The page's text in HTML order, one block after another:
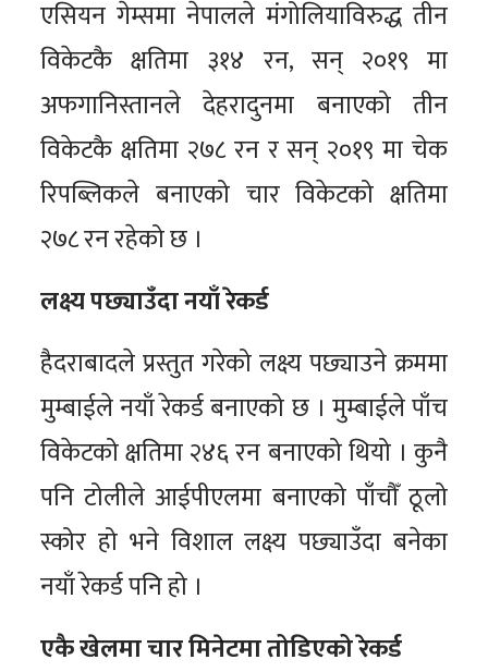
एसियन गेम्समा नेपालले मंगोलियाविरुद्ध तीन
विकेटकै क्षतिमा ३१४ रन, सन् २०१९ मा
अफगानिस्तानले देहरादुनमा बनाएको तीन
विकेटकै क्षतिमा २७८ रन र सन् २०१९ मा चेक
रिपब्लिकले बनाएको चार विकेटको क्षतिमा
२७८ रन रहेको छ ।
लक्ष्य पछ्याउँदा नयाँ रेकर्ड
हैदराबादले प्रस्तुत गरेको लक्ष्य पछ्याउने क्रममा
मुम्बाईले नयाँ रेकर्ड बनाएको छ । मुम्बाईले पाँच
विकेटको क्षतिमा २४६ रन बनाएको थियो । कुनै
पनि टोलीले आईपीएलमा बनाएको पाँचौँ ठूलो
स्कोर हो भने विशाल लक्ष्य पछ्याउँदा बनेका
नयाँ रेकर्ड पनि हो ।
एकै खेलमा चार मिनेटमा तोडिएको रेकर्ड